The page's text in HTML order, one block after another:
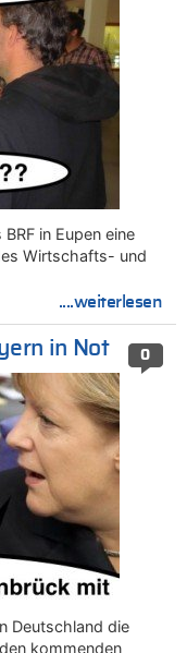
in Eupen eine
Wirtschafts- und
....weiterlesen
0
in Not
Deutschland die
kommenden